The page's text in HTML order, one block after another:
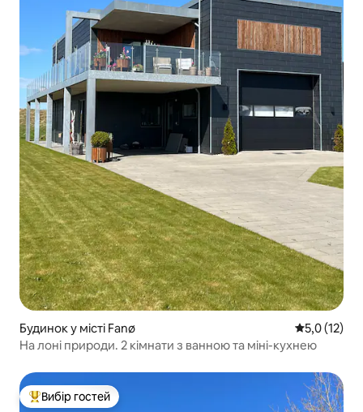
Будинок у місті Fanø Середня
5,0 (12)
На лоні природи. 2 кімнати з ванною та міні-кухнею
Топ вибір гостей
Вибір гостей